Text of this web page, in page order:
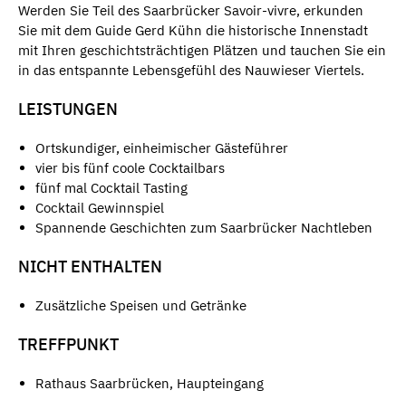
Werden Sie Teil des Saarbrücker Savoir-vivre, erkunden
Sie mit dem Guide Gerd Kühn die historische Innenstadt
mit Ihren geschichtsträchtigen Plätzen und tauchen Sie ein
in das entspannte Lebensgefühl des Nauwieser Viertels.
LEISTUNGEN
Ortskundiger, einheimischer Gästeführer
vier bis fünf coole Cocktailbars
fünf mal Cocktail Tasting
Cocktail Gewinnspiel
Spannende Geschichten zum Saarbrücker Nachtleben
NICHT ENTHALTEN
Zusätzliche Speisen und Getränke
TREFFPUNKT
Rathaus Saarbrücken, Haupteingang